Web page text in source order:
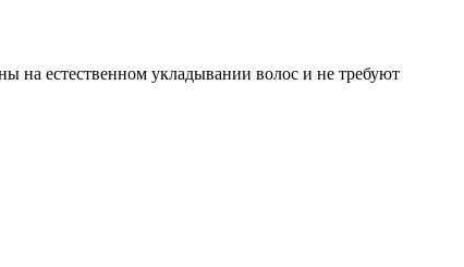
на естественном укладывании волос и не требуют